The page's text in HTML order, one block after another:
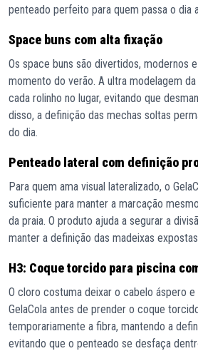
penteado perfeito para quem passa o dia
Space buns com alta fixação
Os space buns são divertidos, modernos
momento do verão. A ultra modelagem da
cada rolinho no lugar, evitando que
disso, a definição das mechas soltas
do dia.
Penteado lateral com definição
Para quem ama visual lateralizado, o
suficiente para manter a marcação
da praia. O produto ajuda a segurar a
manter a definição das madeixas
H3: Coque torcido para piscina
O cloro costuma deixar o cabelo áspero
GelaCola antes de prender o coque
temporariamente a fibra, mantendo a
evitando que o penteado se desfaça